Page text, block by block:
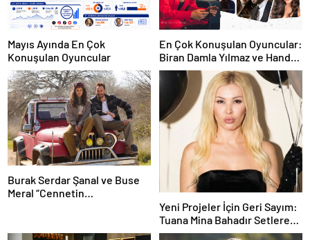
Mayıs Ayında En Çok
Konuşulan Oyuncular
En Çok Konuşulan Oyuncular:
Biran Damla Yılmaz ve Hande
Erçel
Burak Serdar Şanal ve Buse
Meral “Cennetin
Yeni Projeler İçin Geri Sayım:
Tuana Mina Bahadır Setlere
Hazırlanıyor